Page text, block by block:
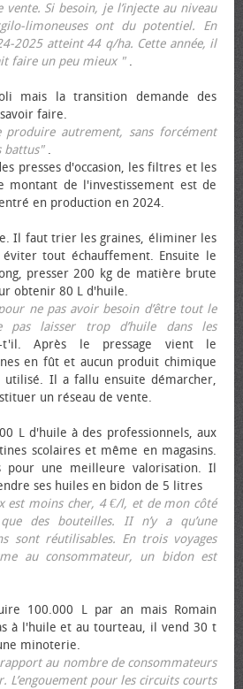
vente. Si besoin, je l’injecte au niveau
limoneuses ont du potentiel. En
2025 atteint 44 q/ha. Cette année, il
faire un peu mieux ".
mais la transition demande des
faire.
produire autrement, sans forcément
battus".
presses d'occasion, les filtres et les
montant de l'investissement est de
en production en 2024.
Il faut trier les graines, éliminer les
tout échauffement. Ensuite le
presser 200 kg de matière brute
obtenir 80 L d'huile.
ne pas avoir besoin d’être tout le
laisser trop d’huile dans les
Après le pressage vient le
en fût et aucun produit chimique
utilisé. Il a fallu ensuite démarcher,
un réseau de vente.
L d'huile à des professionnels, aux
scolaires et même en magasins.
pour une meilleure valorisation. Il
ses huiles en bidon de 5 litres
est moins cher, 4 €/l, et de mon côté
des bouteilles. II n’y a qu’une
sont réutilisables. En trois voyages
au consommateur, un bidon est
100.000 L par an mais Romain
à l'huile et au tourteau, il vend 30 t
minoterie.
au nombre de consommateurs
L’engouement pour les circuits courts